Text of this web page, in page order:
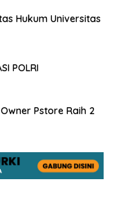
POLRI
Pstore Raih 2